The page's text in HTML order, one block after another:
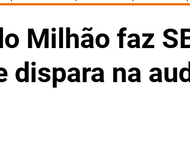
Milhão faz
dispara na